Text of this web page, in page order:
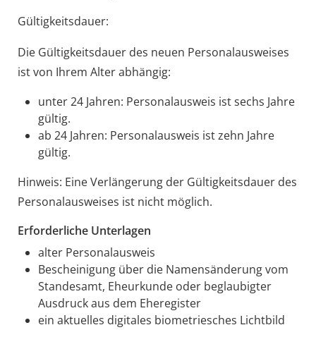
Gültigkeitsdauer:
Die Gültigkeitsdauer des neuen Personalausweises
ist von Ihrem Alter abhängig:
unter 24 Jahren: Personalausweis ist sechs Jahre
gültig.
ab 24 Jahren: Personalausweis ist zehn Jahre
gültig.
Hinweis: Eine Verlängerung der Gültigkeitsdauer des
Personalausweises ist nicht möglich.
Erforderliche Unterlagen
alter Personalausweis
Bescheinigung über die Namensänderung vom
Standesamt, Eheurkunde oder beglaubigter
Ausdruck aus dem Eheregister
ein aktuelles digitales biometriesches Lichtbild